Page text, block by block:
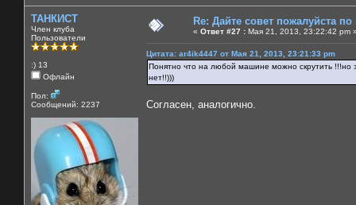
ТАНКИСТ
Член клуба
Пользователи
:) 13
Офлайн
Пол:
Сообщений: 2237
Re: Дайте совет пожалуйста
« Ответ #27 : Мая 21, 2013, 23:22:42 pm
Цитата: ar4ik4447 от Мая 21, 2013, 23:21:33 pm
Понятно что на любой машине можно скрутить !!!но
нет!!)))
Согласен, аналогично.